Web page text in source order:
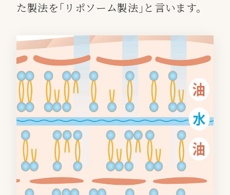
た製法を｢リポソーム製法｣と言います。